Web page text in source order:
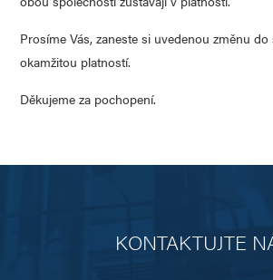
Prosíme Vás, zaneste si uvedenou změnu
okamžitou platností.
Děkujeme za pochopení.
KONTAKTUJTE